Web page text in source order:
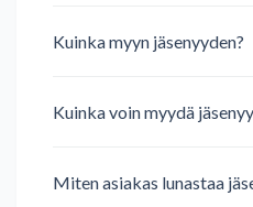
Kuinka myyn jäsenyyden?
Kuinka voin myydä
Miten asiakas lunastaa